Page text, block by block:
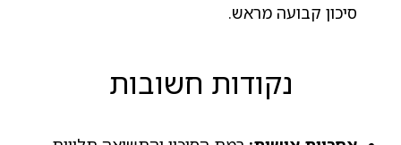
סיכון קבועה מראש.
נקודות חשובות